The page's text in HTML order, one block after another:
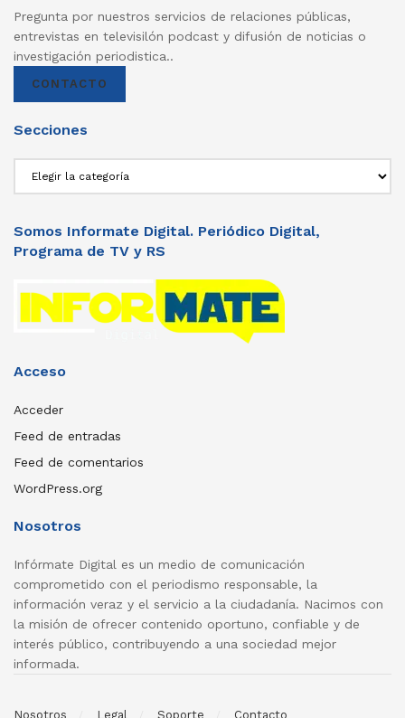
Pregunta por nuestros servicios de relaciones públicas,
entrevistas en televisilón podcast y difusión de noticias o
investigación periodistica..
CONTACTO
Secciones
Somos Informate Digital. Periódico Digital,
Programa de TV y RS
Acceso
Acceder
Feed de entradas
Feed de comentarios
WordPress.org
Nosotros
Infórmate Digital es un medio de comunicación
comprometido con el periodismo responsable, la
información veraz y el servicio a la ciudadanía. Nacimos con
la misión de ofrecer contenido oportuno, confiable y de
interés público, contribuyendo a una sociedad mejor
informada.
Nosotros Legal Soporte Contacto